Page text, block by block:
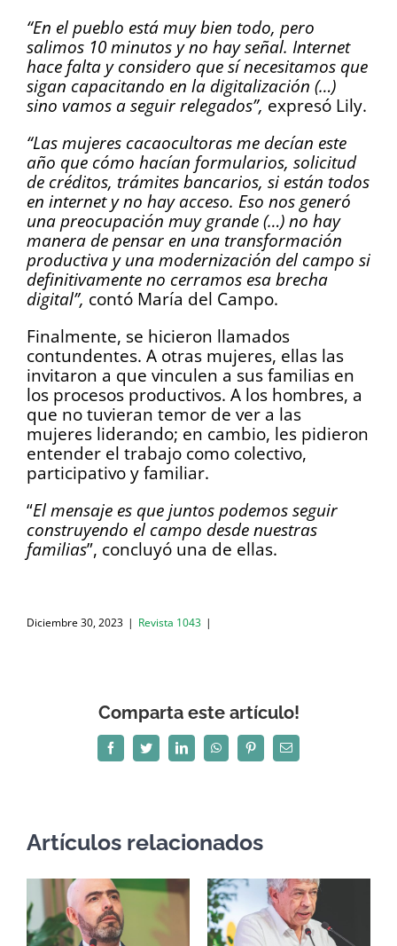
“En el pueblo está muy bien todo, pero
salimos 10 minutos y no hay señal. Internet
hace falta y considero que sí necesitamos que
sigan capacitando en la digitalización (…)
sino vamos a seguir relegados”, expresó Lily.
“Las mujeres cacaocultoras me decían este
año que cómo hacían formularios, solicitud
de créditos, trámites bancarios, si están todos
en internet y no hay acceso. Eso nos generó
una preocupación muy grande (…) no hay
manera de pensar en una transformación
productiva y una modernización del campo si
definitivamente no cerramos esa brecha
digital”, contó María del Campo.
Finalmente, se hicieron llamados
contundentes. A otras mujeres, ellas las
invitaron a que vinculen a sus familias en
los procesos productivos. A los hombres, a
que no tuvieran temor de ver a las
mujeres liderando; en cambio, les pidieron
entender el trabajo como colectivo,
participativo y familiar.
“El mensaje es que juntos podemos seguir
construyendo el campo desde nuestras
familias”, concluyó una de ellas.
Diciembre 30, 2023 | Revista 1043 |
Comparta este artículo!
FacebookTwitterLinkedInWhatsAppPinterestCorreo
electrónico
Artículos relacionados